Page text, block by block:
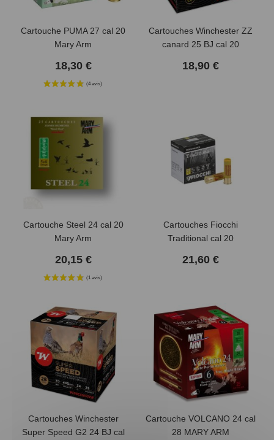
Cartouche PUMA 27 cal 20
Mary Arm
18,30 €
Cartouches Winchester ZZ
canard 25 BJ cal 20
18,90 €
Cartouche Steel 24 cal 20
Mary Arm
20,15 €
Cartouches Fiocchi
Traditional cal 20
21,60 €
Cartouches Winchester
Super Speed G2 24 BJ cal
Cartouche VOLCANO 24 cal
28 MARY ARM